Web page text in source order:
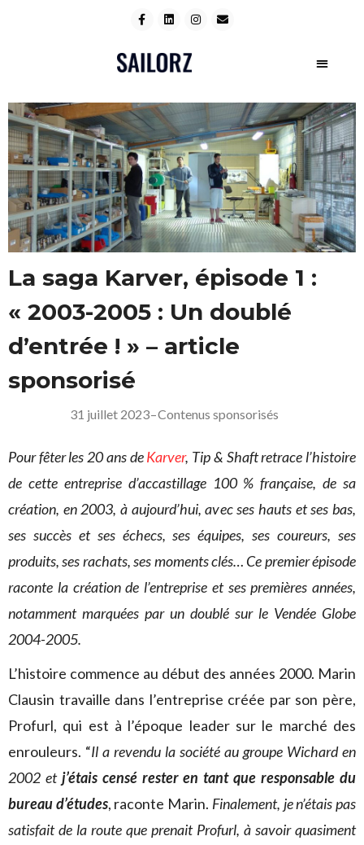
La saga Karver, épisode 1 :
« 2003-2005 : Un doublé
d’entrée ! » – article
sponsorisé
31 juillet 2023–Contenus sponsorisés
Pour fêter les 20 ans deKarver, Tip & Shaft retrace l’histoire
de cette entreprise d’accastillage 100 % française, de sa
création, en 2003, à aujourd’hui, avec ses hauts et ses bas,
ses succès et ses échecs, ses équipes, ses coureurs, ses
produits, ses rachats, ses moments clés… Ce premier épisode
raconte la création de l’entreprise et ses premières années,
notamment marquées par un doublé sur le Vendée Globe
2004-2005.
L’histoire commence au début des années 2000. Marin
Clausin travaille dans l’entreprise créée par son père,
Profurl, qui est à l’époque leader sur le marché des
enrouleurs. “Il a revendu la société au groupe Wichard en
2002 et j’étais censé rester en tant que responsable du
bureau d’études, raconte Marin. Finalement, je n’étais pas
satisfait de la route que prenait Profurl, à savoir quasiment